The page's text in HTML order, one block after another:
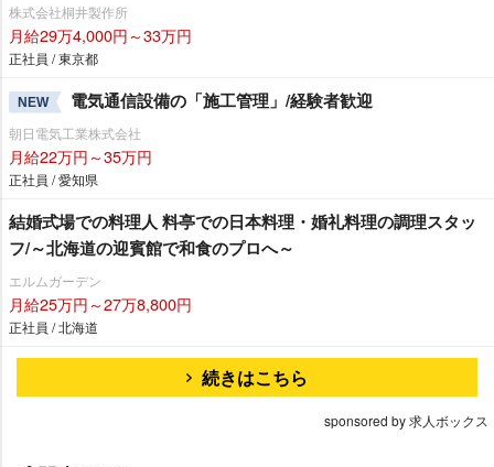
株式会社桐井製作所
月給29万4,000円～33万円
正社員 / 東京都
NEW 電気通信設備の「施工管理」/経験者歓迎
朝日電気工業株式会社
月給22万円～35万円
正社員 / 愛知県
結婚式場での料理人 料亭での日本料理・婚礼料理の調理スタッ
フ/～北海道の迎賓館で和食のプロへ～
エルムガーデン
月給25万円～27万8,800円
正社員 / 北海道
続きはこちら
sponsored by 求人ボックス